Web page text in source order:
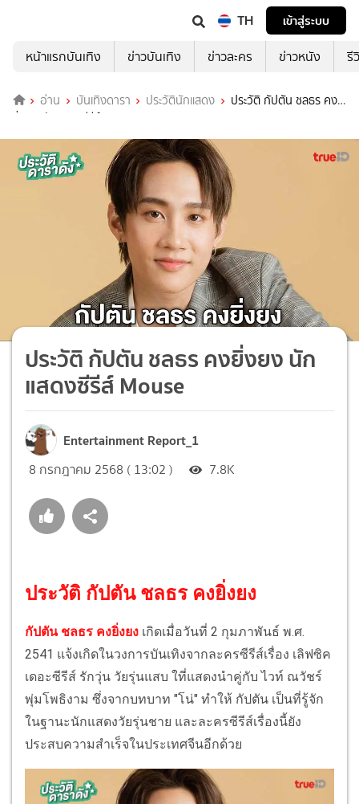
TH
เข้าสู่ระบบ
หน้าแรกบันเทิง
ข่าวบันเทิง ข่าวละคร ข่าวหนัง รี
อ่าน บันเทิงดารา ประวัตินักแสดง
ประวัติ กัปตัน ชลธร คง
ยิ่งยง นักแสดงซีรีส์ Mouse
ประวัติ กัปตัน ชลธร คงยิ่งยง นัก
แสดงซีรีส์ Mouse
Entertainment Report_1
8 กรกฎาคม 2568 ( 13:02 ) 7.8K
ประวัติ กัปตัน ชลธร คงยิ่งยง
กัปตัน ชลธร คงยิ่งยง เกิดเมื่อวันที่ 2 กุมภาพันธ์ พ.ศ.
2541 แจ้งเกิดในวงการบันเทิงจากละครซีรีส์เรื่อง เลิฟซิค
เดอะซีรีส์ รักวุ่น วัยรุ่นแสบ ใที่แสดงนำคู่กับ ไวท์ ณวัชร์
พุ่มโพธิงาม ซึ่งจากบทบาท "โน่" ทำให้ กัปตัน เป็นที่รู้จัก
ในฐานะนักแสดงวัยรุ่นชาย และละครซีรีส์เรื่องนี้ยัง
ประสบความสำเร็จในประเทศจีนอีกด้วย